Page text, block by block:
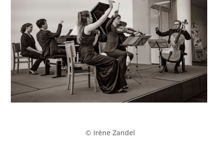
© Irè­ne Zandel